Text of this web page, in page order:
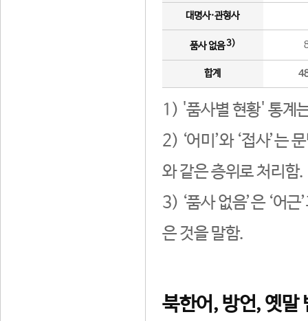
대명사·관형사
품사 없음3)
합계
1) '품사별 현황' 통계
2) ‘어미’와 ‘접사’는
와 같은 층위로 처리함.
3) ‘품사 없음’은 ‘어
은 것을 말함.
북한어, 방언, 옛말